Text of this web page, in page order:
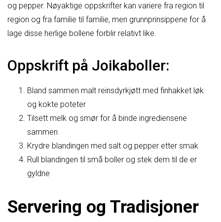
og pepper. Nøyaktige oppskrifter kan variere fra region til
region og fra familie til familie, men grunnprinsippene for å
lage disse herlige bollene forblir relativt like.
Oppskrift på Joikaboller:
Bland sammen malt reinsdyrkjøtt med finhakket løk
og kokte poteter
Tilsett melk og smør for å binde ingrediensene
sammen
Krydre blandingen med salt og pepper etter smak
Rull blandingen til små boller og stek dem til de er
gyldne
Servering og Tradisjoner